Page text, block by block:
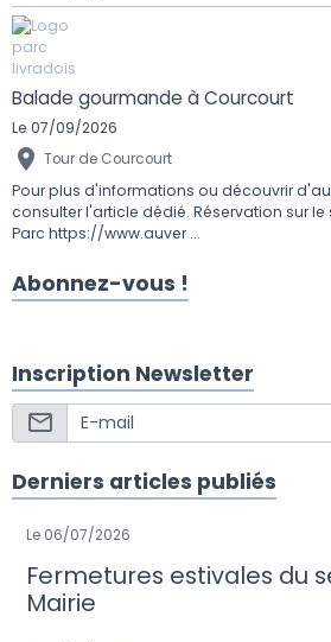
Balade gourmande à Courcourt
Le 07/09/2026
Tour de Courcourt
Pour plus d'informations ou découvrir
consulter l'article dédié. Réservation sur le
Parc https://www.auver ...
Abonnez-vous !
Inscription Newsletter
Derniers articles publiés
Le 06/07/2026
Fermetures estivales du
Mairie